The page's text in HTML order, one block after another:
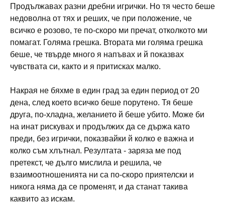
Продължавах разни дребни игрички. Но тя често беше
недоволна от тях и реших, че при положение, че
всичко е розово, те по-скоро ми пречат, отколкото ми
помагат. Голяма грешка. Втората ми голяма грешка
беше, че твърде много я напъвах и й показвах
чувствата си, както и я притисках малко.
Накрая не бяхме в един град за един период от 20
дена, след което всичко беше порутено. Тя беше
друга, по-хладна, желанието й беше убито. Може би
на инат рискувах и продължих да се държа като
преди, без игрички, показвайки й колко е важна и
колко съм хлътнал. Резултата - заряза ме под
претекст, че дълго мислила и решила, че
взаимоотношенията ни са по-скоро приятелски и
никога няма да се променят, и да станат такива
каквито аз искам.